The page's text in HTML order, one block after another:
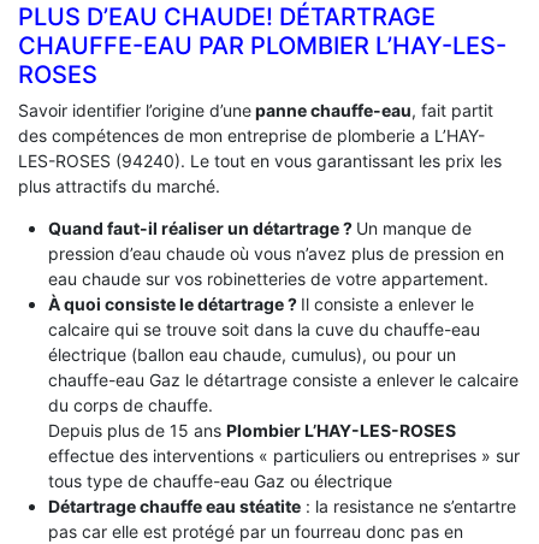
PLUS D’EAU CHAUDE! DÉTARTRAGE
CHAUFFE-EAU PAR PLOMBIER L’HAY-LES-
ROSES
Savoir identifier l’origine d’unepanne chauffe-eau, fait partit
des compétences de mon entreprise de plomberie a L’HAY-
LES-ROSES (94240). Le tout en vous garantissant les prix les
plus attractifs du marché.
Quand faut-il réaliser un détartrage ? Un manque de
pression d’eau chaude où vous n’avez plus de pression en
eau chaude sur vos robinetteries de votre appartement.
À quoi consiste le détartrage ? Il consiste a enlever le
calcaire qui se trouve soit dans la cuve du chauffe-eau
électrique (ballon eau chaude, cumulus), ou pour un
chauffe-eau Gaz le détartrage consiste a enlever le calcaire
du corps de chauffe.
Depuis plus de 15 ans Plombier L’HAY-LES-ROSES
effectue des interventions « particuliers ou entreprises » sur
tous type de chauffe-eau Gaz ou électrique
Détartrage chauffe eau stéatite: la resistance ne s’entartre
pas car elle est protégé par un fourreau donc pas en